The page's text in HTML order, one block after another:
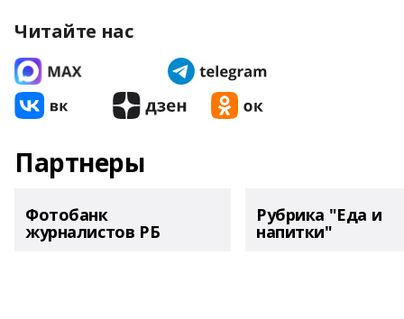
Читайте нас
Партнеры
Фотобанк
журналистов РБ
Рубрика "Еда и
напитки"